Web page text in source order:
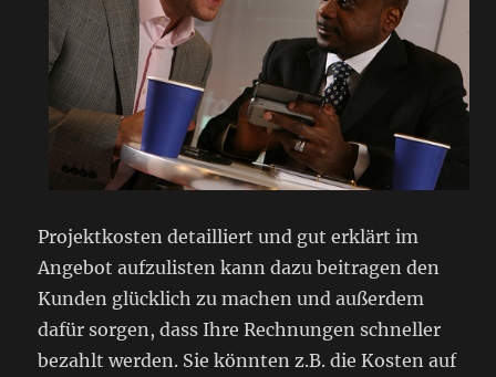
Projektkosten detailliert und gut erklärt im
Angebot aufzulisten kann dazu beitragen den
Kunden glücklich zu machen und außerdem
dafür sorgen, dass Ihre Rechnungen schneller
bezahlt werden. Sie könnten z.B. die Kosten auf